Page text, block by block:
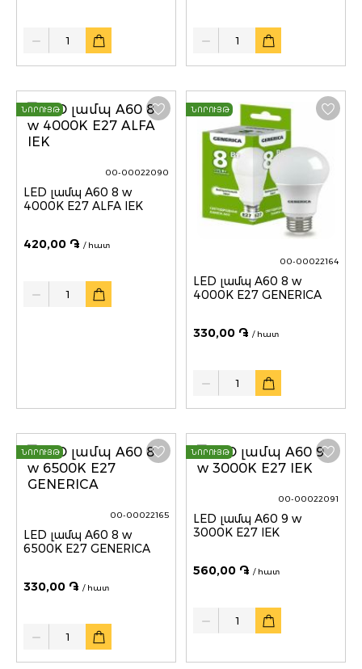
Quantity Quantity
ՆՈՐՈՒՅԹ
00-00022090
LED լամպ A60 8 w
4000K E27 ALFA IEK
420,00 ֏ / հատ
Quantity
ՆՈՐՈՒՅԹ
00-00022164
LED լամպ A60 8 w
4000K E27 GENERICA
330,00 ֏ / հատ
Quantity
ՆՈՐՈՒՅԹ
00-00022165
LED լամպ A60 8 w
6500K E27 GENERICA
330,00 ֏ / հատ
Quantity
ՆՈՐՈՒՅԹ
00-00022091
LED լամպ A60 9 w
3000K E27 IEK
560,00 ֏ / հատ
Quantity